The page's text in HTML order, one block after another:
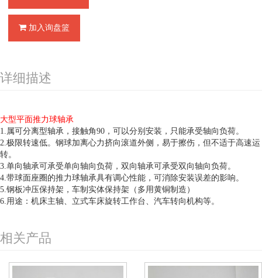
加入询盘篮
详细描述
大型平面推力球轴承
1.属可分离型轴承，接触角90，可以分别安装，只能承受轴向负荷。
2.极限转速低。钢球加离心力挤向滚道外侧，易于擦伤，但不适于高速运
转。
3.单向轴承可承受单向轴向负荷，双向轴承可承受双向轴向负荷。
4.带球面座圈的推力球轴承具有调心性能，可消除安装误差的影响。
5.钢板冲压保持架，车制实体保持架（多用黄铜制造）
6.用途：机床主轴、立式车床旋转工作台、汽车转向机构等。
相关产品